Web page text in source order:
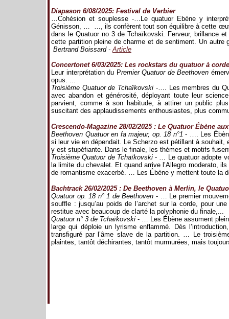
Diapason 6/08/2025: Festival de Verbier
…Cohésion et souplesse -…Le quatuor Ebène y
Génisson, … …, ils confèrent tout son équilibre à cette
dans le Quatuor no 3 de Tchaïkovski. Ferveur, brillance
cette partition pleine de charme et de sentiment. Un autre
Bertrand Boissard -Article
Concertonet 6/03/2025: Les rockstars du quatuor à
Leur interprétation du Premier Quatuor de Beethoven
opus. ...
Troisième Quatuor de Tchaïkovski -…. Les membres du
avec abandon et générosité, déployant toute leur
parvient, comme à son habitude, à attirer un public
suscitant des applaudissements enthousiastes, plus
Crescendo-Magazine 28/02/2025 : Le Quatuor Ébène
Beethoven Quatuor en fa majeur, op. 18 n°1 - …. Les
si leur vie en dépendait. Le Scherzo est pétillant à
y est stupéfiante. Dans le finale, les thèmes et motifs
Troisième Quatuor de Tchaïkovski- … Le quatuor adopte
la limite du chevalet. Et quand arrive l’Allegro moderato,
de romantisme exacerbé. … Les Ébène y mettent toute la
Bachtrack 26/02/2025 : De Beethoven à Merlin, le
Quatuor op. 18 n° 1 de Beethoven - … Le premier
souffle : jusqu’au poids de l’archet sur la corde, pour
restitue avec beaucoup de clarté la polyphonie du finale,...
Quatuor n° 3 de Tchaïkovski - … Les Ébène assument
large qui déploie un lyrisme enflammé. Dès
transfiguré par l’âme slave de la partition. … Le
plaintes, tantôt déchirantes, tantôt murmurées, mais